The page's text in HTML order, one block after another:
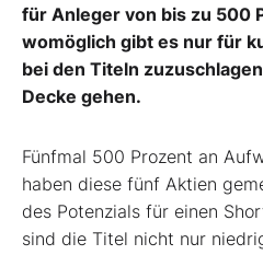
für Anleger von bis zu 500
womöglich gibt es nur für
bei den Titeln
Decke gehen.
Fünfmal 500 Prozent an
haben diese fünf Aktien
des Potenzials für einen
sind die Titel nicht nur